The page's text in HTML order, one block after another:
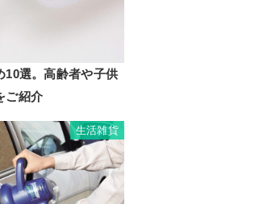
10選。高齢者や子供
ご紹介
生活雑貨